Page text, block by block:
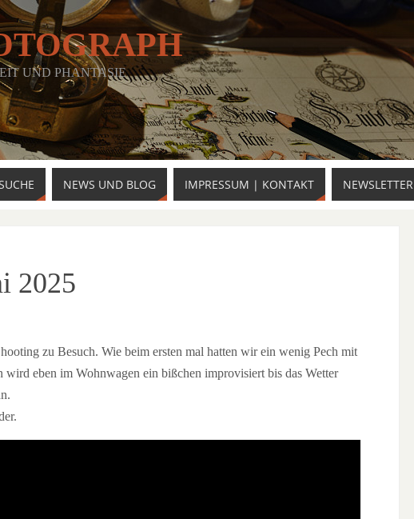
UND PHANTASIE
NEWS UND BLOG IMPRESSUM | KONTAKT NEWSLETTER
2025
zu Besuch. Wie beim ersten mal hatten wir ein wenig Pech mit
eben im Wohnwagen ein bißchen improvisiert bis das Wetter